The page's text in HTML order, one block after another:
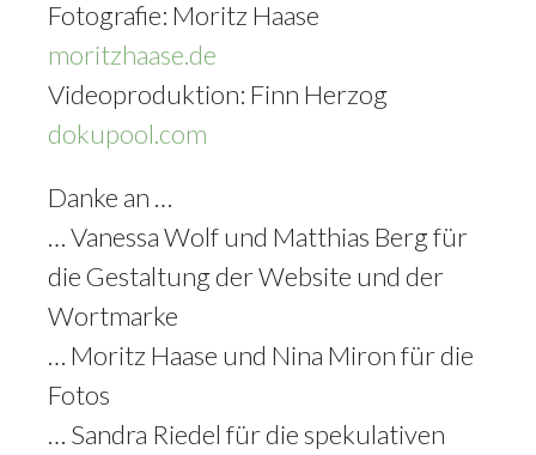
Fotografie: Moritz Haase
moritzhaase.de
Videoproduktion: Finn Herzog
dokupool.com
Danke an …
… Vanessa Wolf und Matthias Berg für
die Gestaltung der Website und der
Wortmarke
… Moritz Haase und Nina Miron für die
Fotos
… Sandra Riedel für die spekulativen